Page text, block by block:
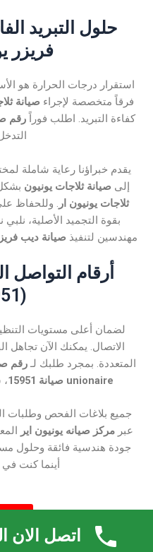
حلول التبريد
فريزر
استقرار درجات الحرارة هو
فرقاً متخصصة لإجراء صيانة
كفاءة التبريد. اطلب فوراً رقم
يقدم خبراؤنا رعاية شاملة
إلى صيانة ثلاجات يونيون
ثلاجات يونيون ار . وللحفاظ
بقوة التجميد الأصلية،
مهندسين لتنفيذ صيانة ديب فريزر
أرقام التواصل
(15951)
لضمان أعلى مستويات
الاتصال. يمكنك الآن تجاهل
المتعددة. بمجرد طلبك لـ رقم
unionaire صيانة 15951
جميع بلاغات الفحص وطلبات
عبرمركز صيانه يونيون اير
جودة هندسية فائقة وحلول
أينما كنت
اتصل الان